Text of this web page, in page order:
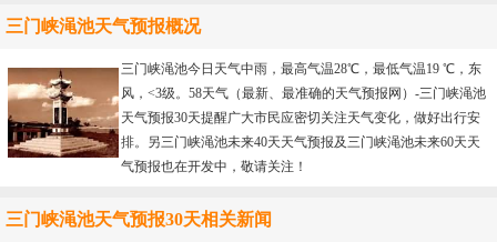
三门峡渑池天气预报概况
三门峡渑池今日天气中雨，最高气温28℃，最低气温19 ℃，东
风，<3级。58天气（最新、最准确的天气预报网）-三门峡渑池
天气预报30天提醒广大市民应密切关注天气变化，做好出行安
排。另三门峡渑池未来40天天气预报及三门峡渑池未来60天天
气预报也在开发中，敬请关注！
三门峡渑池天气预报30天相关新闻